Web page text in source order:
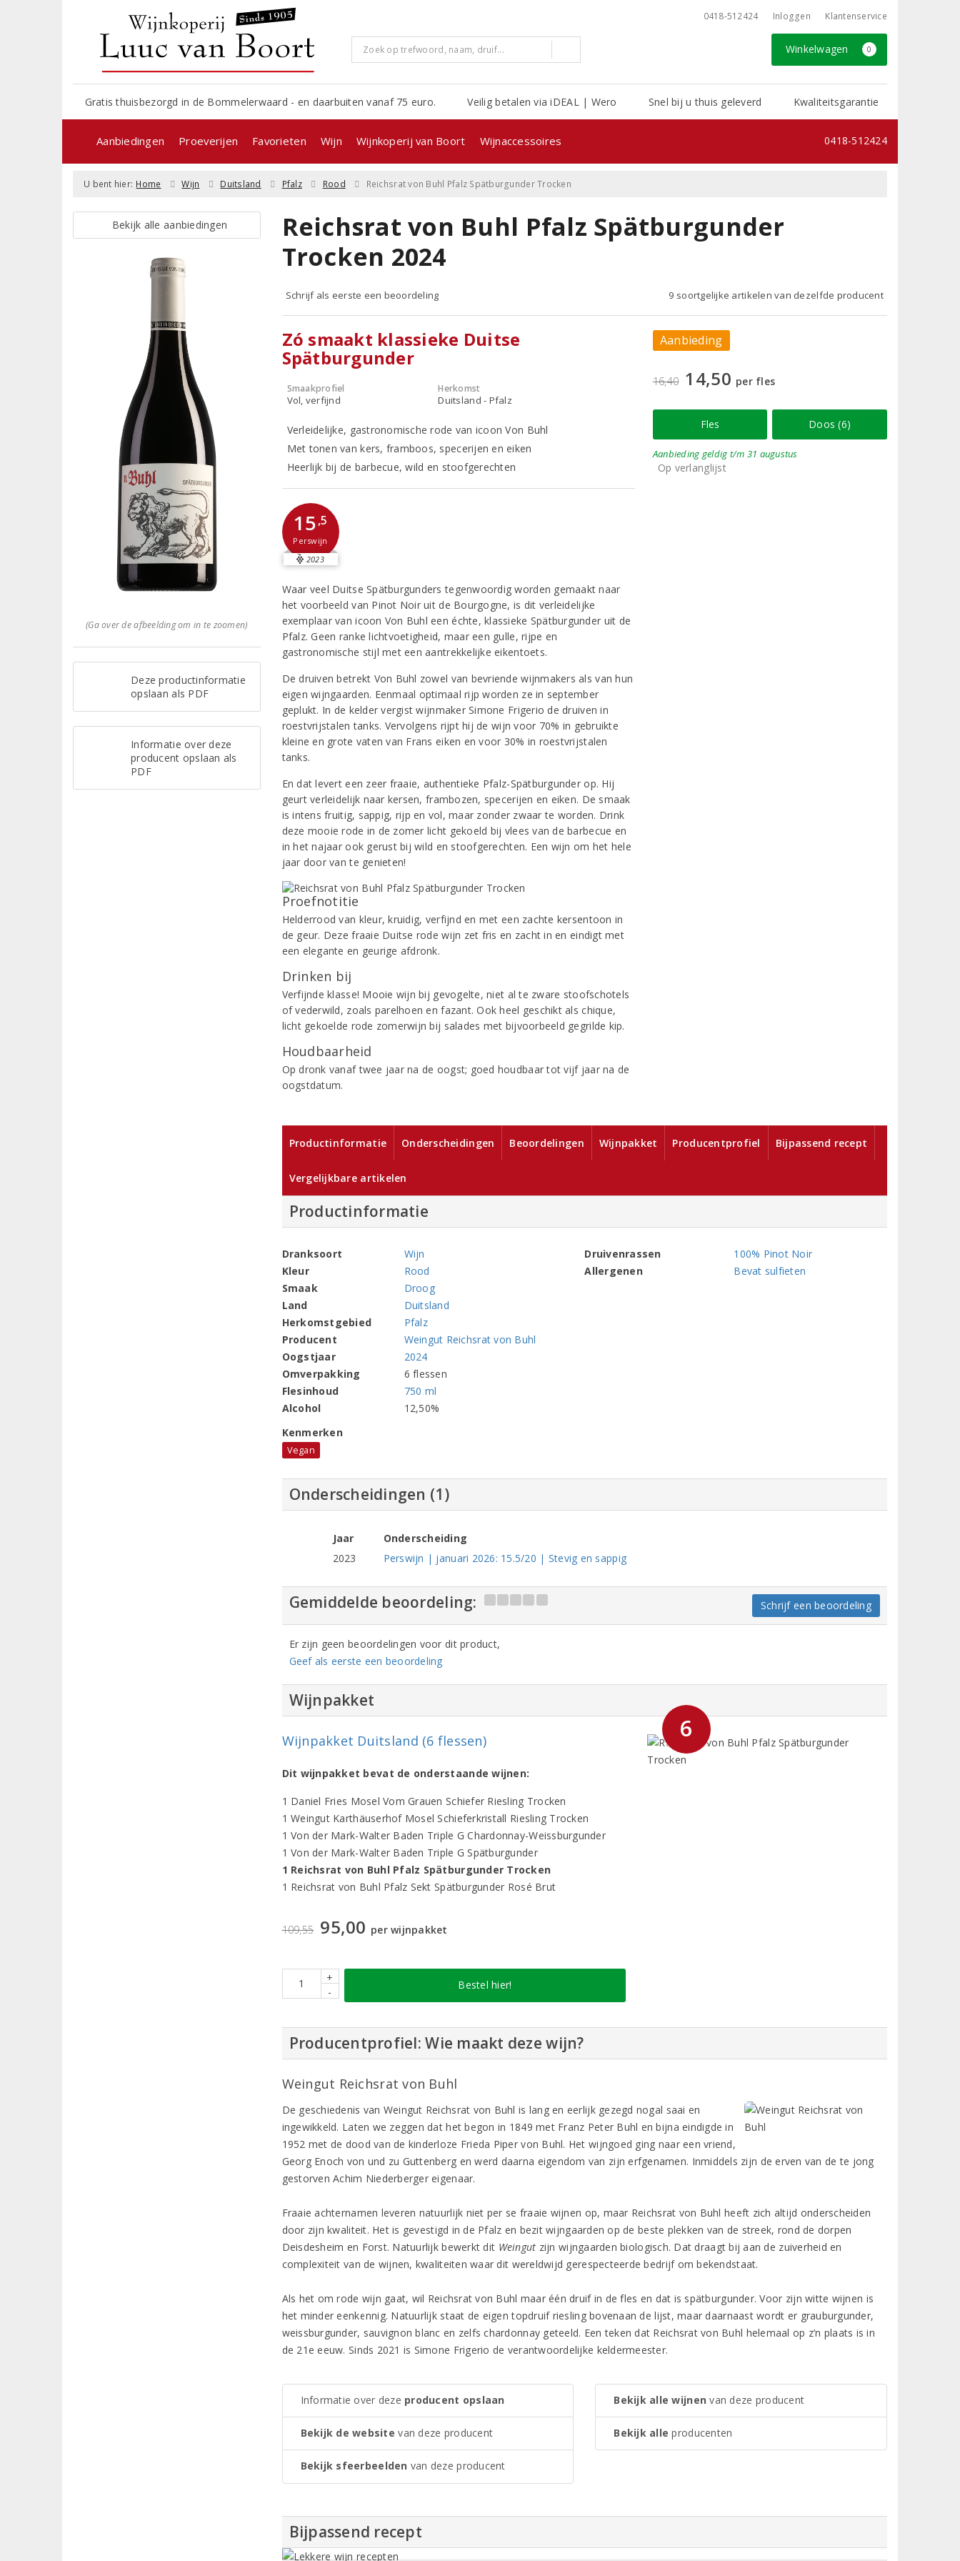
0418-512424 Inloggen Klantenservice
Winkelwagen 0
Gratis thuisbezorgd in de Bommelerwaard - en daarbuiten vanaf 75 euro. Veilig betalen via iDEAL | Wero Snel bij u thuis geleverd Kwaliteitsgarantie
Aanbiedingen Proeverijen Favorieten Wijn Wijnkoperij van Boort Wijnaccessoires 0418-512424
U bent hier: Home Wijn Duitsland Pfalz Rood Reichsrat von Buhl Pfalz Spätburgunder Trocken
Bekijk alle aanbiedingen
(Ga over de afbeelding om in te zoomen)
Deze productinformatie
opslaan als PDF
Informatie over deze
producent opslaan als
PDF
Reichsrat von Buhl Pfalz Spätburgunder
Trocken 2024
Schrijf als eerste een beoordeling 9 soortgelijke artikelen van dezelfde producent
Zó smaakt klassieke Duitse
Spätburgunder
Smaakprofiel
Vol, verfijnd
Herkomst
Duitsland - Pfalz
Verleidelijke, gastronomische rode van icoon Von Buhl
Met tonen van kers, framboos, specerijen en eiken
Heerlijk bij de barbecue, wild en stoofgerechten
15,5
Perswijn
2023
Waar veel Duitse Spätburgunders tegenwoordig worden gemaakt naar
het voorbeeld van Pinot Noir uit de Bourgogne, is dit verleidelijke
exemplaar van icoon Von Buhl een échte, klassieke Spätburgunder uit de
Pfalz. Geen ranke lichtvoetigheid, maar een gulle, rijpe en
gastronomische stijl met een aantrekkelijke eikentoets.
De druiven betrekt Von Buhl zowel van bevriende wijnmakers als van hun
eigen wijngaarden. Eenmaal optimaal rijp worden ze in september
geplukt. In de kelder vergist wijnmaker Simone Frigerio de druiven in
roestvrijstalen tanks. Vervolgens rijpt hij de wijn voor 70% in gebruikte
kleine en grote vaten van Frans eiken en voor 30% in roestvrijstalen
tanks.
En dat levert een zeer fraaie, authentieke Pfalz-Spätburgunder op. Hij
geurt verleidelijk naar kersen, frambozen, specerijen en eiken. De smaak
is intens fruitig, sappig, rijp en vol, maar zonder zwaar te worden. Drink
deze mooie rode in de zomer licht gekoeld bij vlees van de barbecue en
in het najaar ook gerust bij wild en stoofgerechten. Een wijn om het hele
jaar door van te genieten!
Proefnotitie
Helderrood van kleur, kruidig, verfijnd en met een zachte kersentoon in
de geur. Deze fraaie Duitse rode wijn zet fris en zacht in en eindigt met
een elegante en geurige afdronk.
Drinken bij
Verfijnde klasse! Mooie wijn bij gevogelte, niet al te zware stoofschotels
of vederwild, zoals parelhoen en fazant. Ook heel geschikt als chique,
licht gekoelde rode zomerwijn bij salades met bijvoorbeeld gegrilde kip.
Houdbaarheid
Op dronk vanaf twee jaar na de oogst; goed houdbaar tot vijf jaar na de
oogstdatum.
Aanbieding
16,40 14,50 per fles
Fles Doos (6)
Aanbieding geldig t/m 31 augustus
Op verlanglijst
Productinformatie Onderscheidingen Beoordelingen Wijnpakket Producentprofiel Bijpassend recept
Vergelijkbare artikelen
Productinformatie
Dranksoort
Wijn
Kleur
Rood
Smaak
Droog
Land
Duitsland
Herkomstgebied
Pfalz
Producent
Weingut Reichsrat von Buhl
Oogstjaar
2024
Omverpakking
6 flessen
Flesinhoud
750 ml
Alcohol
12,50%
Druivenrassen
100% Pinot Noir
Allergenen
Bevat sulfieten
Kenmerken
Vegan
Onderscheidingen (1)
Jaar
Onderscheiding
2023
Perswijn | januari 2026: 15.5/20 | Stevig en sappig
Gemiddelde beoordeling: Schrijf een beoordeling
Er zijn geen beoordelingen voor dit product,
Geef als eerste een beoordeling
Wijnpakket
Wijnpakket Duitsland (6 flessen)
Dit wijnpakket bevat de onderstaande wijnen:
1 Daniel Fries Mosel Vom Grauen Schiefer Riesling Trocken
1 Weingut Karthäuserhof Mosel Schieferkristall Riesling Trocken
1 Von der Mark-Walter Baden Triple G Chardonnay-Weissburgunder
1 Von der Mark-Walter Baden Triple G Spätburgunder
1 Reichsrat von Buhl Pfalz Spätburgunder Trocken
1 Reichsrat von Buhl Pfalz Sekt Spätburgunder Rosé Brut
109,55 95,00 per wijnpakket
+
-
Bestel hier!
6
Producentprofiel: Wie maakt deze wijn?
Weingut Reichsrat von Buhl
De geschiedenis van Weingut Reichsrat von Buhl is lang en eerlijk gezegd nogal saai en
ingewikkeld. Laten we zeggen dat het begon in 1849 met Franz Peter Buhl en bijna eindigde in
1952 met de dood van de kinderloze Frieda Piper von Buhl. Het wijngoed ging naar een vriend,
Georg Enoch von und zu Guttenberg en werd daarna eigendom van zijn erfgenamen. Inmiddels zijn de erven van de te jong
gestorven Achim Niederberger eigenaar.
Fraaie achternamen leveren natuurlijk niet per se fraaie wijnen op, maar Reichsrat von Buhl heeft zich altijd onderscheiden
door zijn kwaliteit. Het is gevestigd in de Pfalz en bezit wijngaarden op de beste plekken van de streek, rond de dorpen
Deisdesheim en Forst. Natuurlijk bewerkt dit Weingut zijn wijngaarden biologisch. Dat draagt bij aan de zuiverheid en
complexiteit van de wijnen, kwaliteiten waar dit wereldwijd gerespecteerde bedrijf om bekendstaat.
Als het om rode wijn gaat, wil Reichsrat von Buhl maar één druif in de fles en dat is spätburgunder. Voor zijn witte wijnen is
het minder eenkennig. Natuurlijk staat de eigen topdruif riesling bovenaan de lijst, maar daarnaast wordt er grauburgunder,
weissburgunder, sauvignon blanc en zelfs chardonnay geteeld. Een teken dat Reichsrat von Buhl helemaal op z’n plaats is in
de 21e eeuw. Sinds 2021 is Simone Frigerio de verantwoordelijke keldermeester.
Informatie over deze producent opslaan
Bekijk de website van deze producent
Bekijk sfeerbeelden van deze producent
Bekijk alle wijnen van deze producent
Bekijk alle producenten
Bijpassend recept